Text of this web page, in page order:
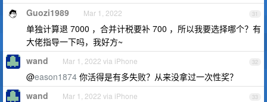
31
Guozi1989 Mar 1, 2022
单独计算退 7000 ，合并计税要补 700 ，所以我要选择哪个？有
大佬指导一下吗，我好方~
32
wand Mar 1, 2022 via iPhone
@eason1874 你活得是有多失败？从来没拿过一次性奖？
33
wand Mar 1, 2022 via iPhone